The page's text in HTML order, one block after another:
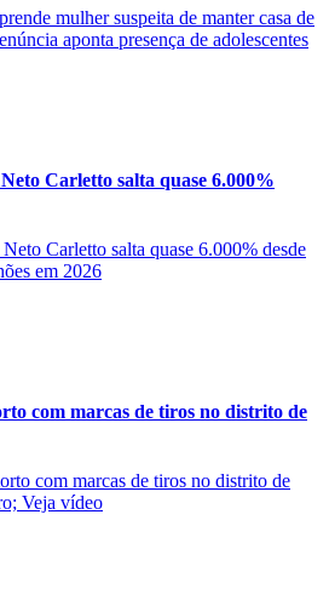
Carletto salta quase 6.000%
com marcas de tiros no distrito de